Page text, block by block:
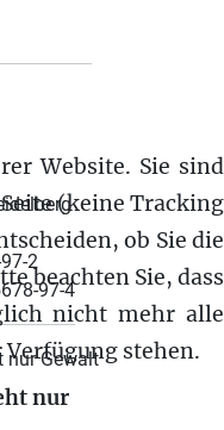
2
97-4
nur
Website. Sie sind
(keine Tracking
ob Sie die
beachten Sie, dass
nicht mehr alle
stehen.